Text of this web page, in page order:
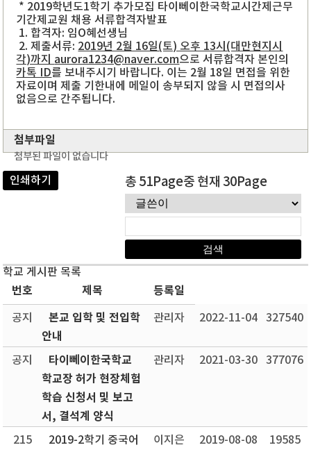
* 2019학년도1학기 추가모집 타이뻬이한국학교시간제근무
기간제교원 채용 서류합격자발표
1. 합격자: 임O혜선생님
2. 제출서류: 2019년 2월 16일(토) 오후 13시(대만현지시
각)까지 aurora1234@naver.com으로 서류합격자 본인의
카톡 ID를 보내주시기 바랍니다. 이는 2월 18일 면접을 위한
자료이며 제출 기한내에 메일이 송부되지 않을 시 면접의사
없음으로 간주됩니다.
첨부파일
첨부된 파일이 없습니다
인쇄하기 총 51Page중 현재 30Page
학교 게시판 목록
번호 제목 등록일
공지
본교 입학 및 전입학
안내
관리자 2022-11-04 327540
공지
타이뻬이한국학교
학교장 허가 현장체험
학습 신청서 및 보고
서, 결석계 양식
관리자 2021-03-30 377076
215
2019-2학기 중국어
이지은 2019-08-08 19585